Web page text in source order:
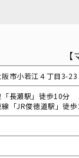
阪市小若江４丁目3-23
長瀬駅」徒歩10分
「JR俊徳道駅」徒